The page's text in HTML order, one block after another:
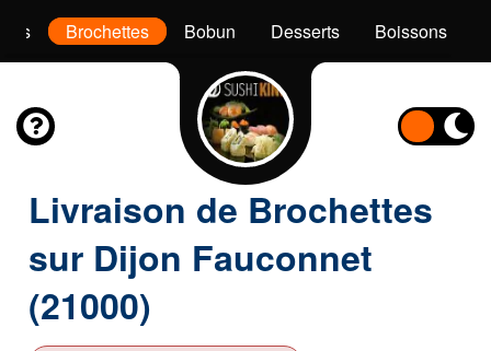
Brochettes Bobun Desserts Boissons
Livraison de Brochettes
sur Dijon Fauconnet
(21000)